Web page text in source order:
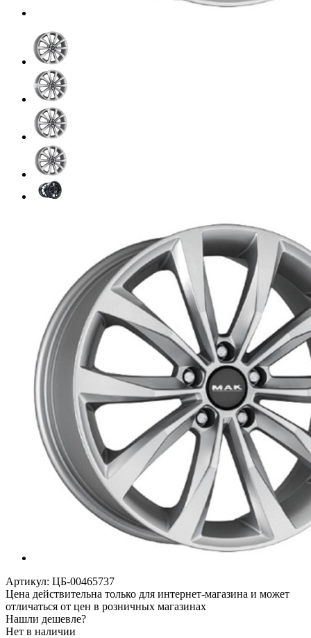
Артикул: ЦБ-00465737
Цена действительна только для интернет-магазина и может
отличаться от цен в розничных магазинах
Нашли дешевле?
Нет в наличии